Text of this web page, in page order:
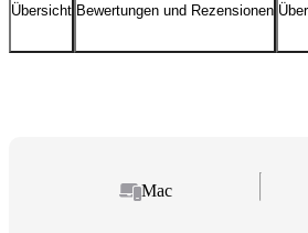
Übersicht Bewertungen und Rezensionen
Mac